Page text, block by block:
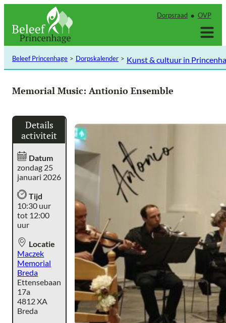
inhoud
Dorpsraad OVP
Beleef Princenhage Dorpskalender Kunst & cultuur in
Memorial Music: Antionio Ensemble
Details
activiteit
Datum
zondag 25
januari 2026
Tijd
10:30 uur
tot 12:00
uur
Locatie
Maczek
Memorial
Breda
Ettensebaan
17a
4812 XA
Breda